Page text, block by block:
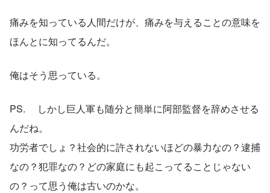
痛みを知っている人間だけが、痛みを与えることの意味を
ほんとに知ってるんだ。
俺はそう思っている。
PS. 　しかし巨人軍も随分と簡単に阿部監督を辞めさせる
んだね。
功労者でしょ？社会的に許されないほどの暴力なの？逮捕
なの？犯罪なの？どの家庭にも起こってることじゃない
の？って思う俺は古いのかな。